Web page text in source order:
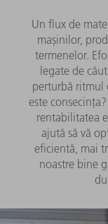
Un flux de
mașinilor,
termenelor.
legate de
perturbă ritmul
este
rentabilitatea
ajută să vă
eficientă, mai
noastre bine